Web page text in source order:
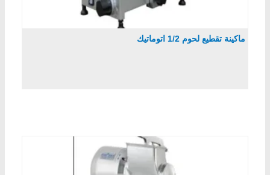
ماكينة تقطيع لحوم 1/2 اتوماتيك